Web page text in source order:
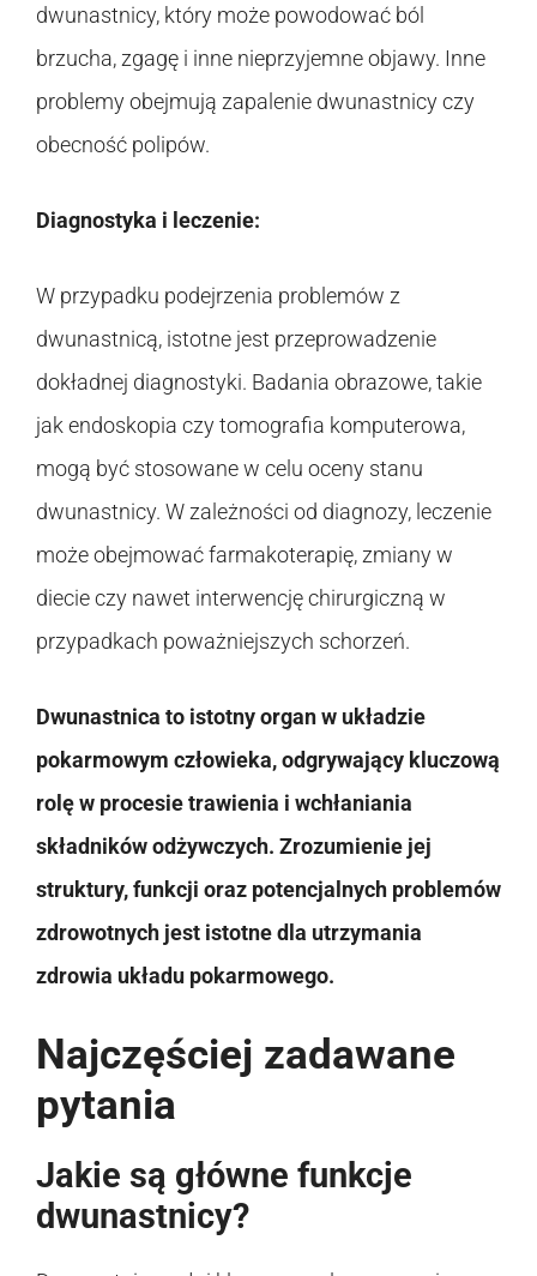
dwunastnicy, który może powodować ból
brzucha, zgagę i inne nieprzyjemne objawy. Inne
problemy obejmują zapalenie dwunastnicy czy
obecność polipów.
Diagnostyka i leczenie:
W przypadku podejrzenia problemów z
dwunastnicą, istotne jest przeprowadzenie
dokładnej diagnostyki. Badania obrazowe, takie
jak endoskopia czy tomografia komputerowa,
mogą być stosowane w celu oceny stanu
dwunastnicy. W zależności od diagnozy, leczenie
może obejmować farmakoterapię, zmiany w
diecie czy nawet interwencję chirurgiczną w
przypadkach poważniejszych schorzeń.
Dwunastnica to istotny organ w układzie
pokarmowym człowieka, odgrywający kluczową
rolę w procesie trawienia i wchłaniania
składników odżywczych. Zrozumienie jej
struktury, funkcji oraz potencjalnych problemów
zdrowotnych jest istotne dla utrzymania
zdrowia układu pokarmowego.
Najczęściej zadawane
pytania
Jakie są główne funkcje
dwunastnicy?